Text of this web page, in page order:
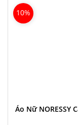
10%
Áo Nữ NORESSY